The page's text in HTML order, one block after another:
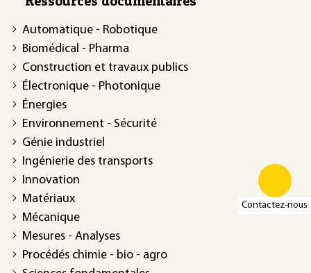
Contactez-nous
Automatique - Robotique
Biomédical - Pharma
Construction et travaux publics
Électronique - Photonique
Énergies
Environnement - Sécurité
Génie industriel
Ingénierie des transports
Innovation
Matériaux
Mécanique
Mesures - Analyses
Procédés chimie - bio - agro